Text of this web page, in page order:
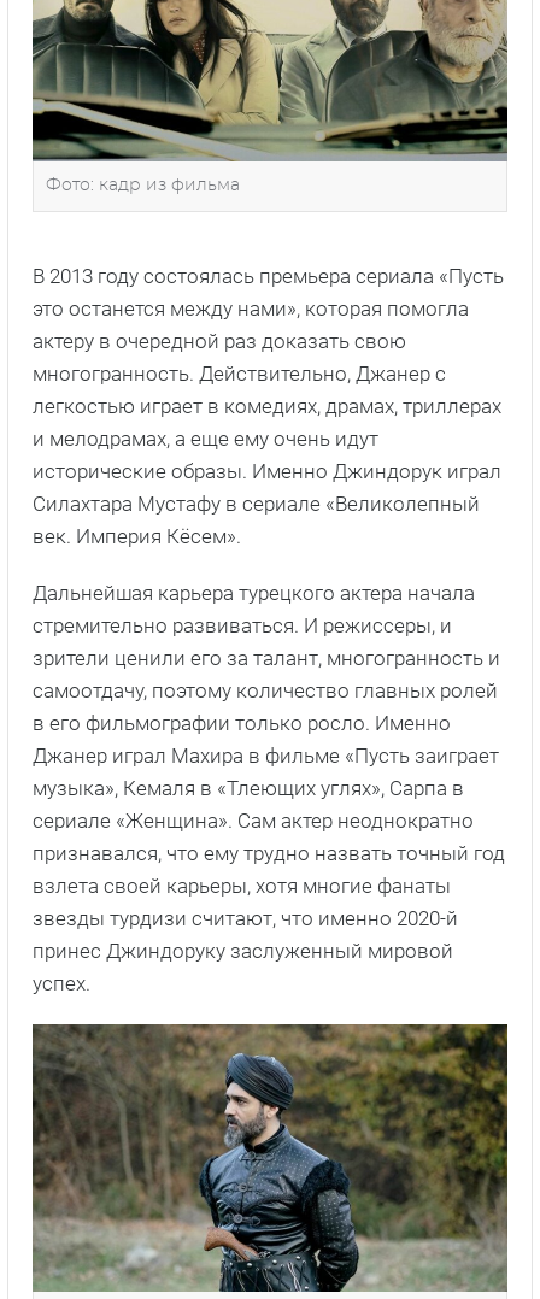
Фото: кадр из фильма
В 2013 году состоялась премьера сериала «Пусть
это останется между нами», которая помогла
актеру в очередной раз доказать свою
многогранность. Действительно, Джанер с
легкостью играет в комедиях, драмах, триллерах
и мелодрамах, а еще ему очень идут
исторические образы. Именно Джиндорук играл
Силахтара Мустафу в сериале «Великолепный
век. Империя Кёсем».
Дальнейшая карьера турецкого актера начала
стремительно развиваться. И режиссеры, и
зрители ценили его за талант, многогранность и
самоотдачу, поэтому количество главных ролей
в его фильмографии только росло. Именно
Джанер играл Махира в фильме «Пусть заиграет
музыка», Кемаля в «Тлеющих углях», Сарпа в
сериале «Женщина». Сам актер неоднократно
признавался, что ему трудно назвать точный год
взлета своей карьеры, хотя многие фанаты
звезды турдизи считают, что именно 2020-й
принес Джиндоруку заслуженный мировой
успех.